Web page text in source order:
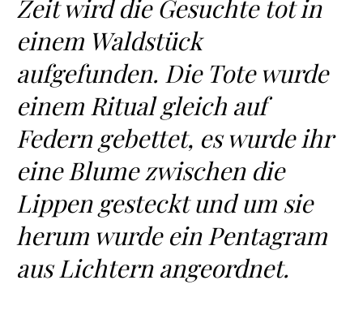
Zeit wird die Gesuchte tot in
einem Waldstück
aufgefunden. Die Tote wurde
einem Ritual gleich auf
Federn gebettet, es wurde ihr
eine Blume zwischen die
Lippen gesteckt und um sie
herum wurde ein Pentagram
aus Lichtern angeordnet.